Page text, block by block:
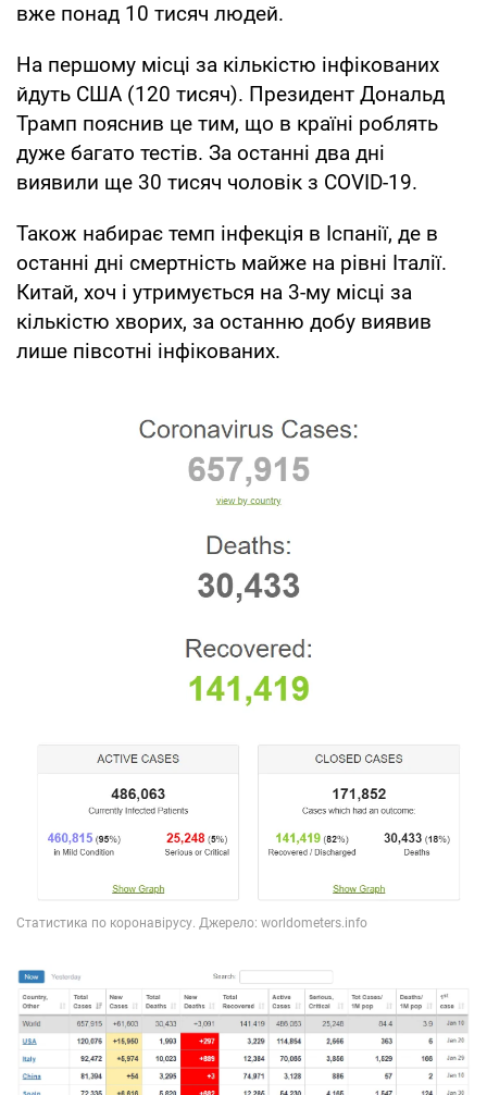
вже понад 10 тисяч людей.
На першому місці за кількістю інфікованих
йдуть США (120 тисяч). Президент Дональд
Трамп пояснив це тим, що в країні роблять
дуже багато тестів. За останні два дні
виявили ще 30 тисяч чоловік з COVID-19.
Також набирає темп інфекція в Іспанії, де в
останні дні смертність майже на рівні Італії.
Китай, хоч і утримується на 3-му місці за
кількістю хворих, за останню добу виявив
лише півсотні інфікованих.